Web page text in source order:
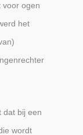
voor ogen
het
dat bij een
wordt